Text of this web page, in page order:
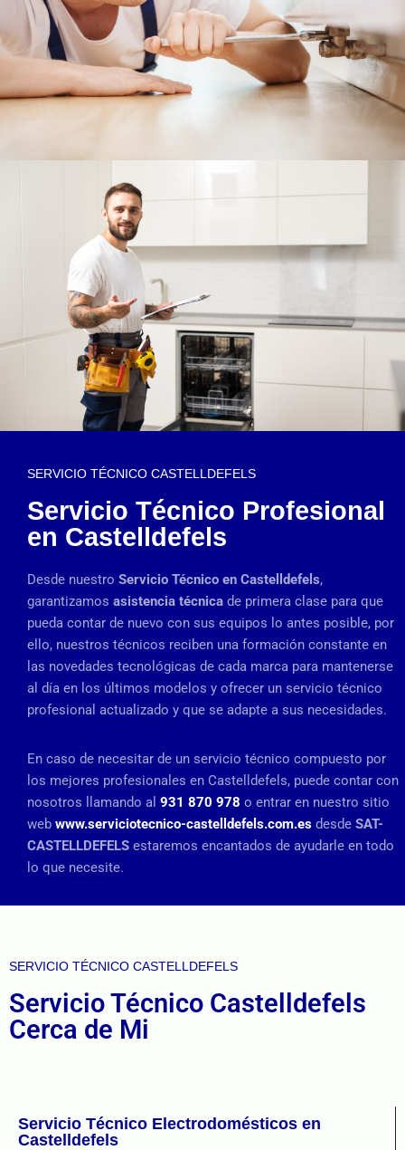
SERVICIO TÉCNICO CASTELLDEFELS
Servicio Técnico Profesional
en Castelldefels
Desde nuestro Servicio Técnico en Castelldefels,
garantizamos asistencia técnica de primera clase para que
pueda contar de nuevo con sus equipos lo antes posible, por
ello, nuestros técnicos reciben una formación constante en
las novedades tecnológicas de cada marca para mantenerse
al día en los últimos modelos y ofrecer un servicio técnico
profesional actualizado y que se adapte a sus necesidades.
En caso de necesitar de un servicio técnico compuesto por
los mejores profesionales en Castelldefels, puede contar con
nosotros llamando al 931 870 978 o entrar en nuestro sitio
web www.serviciotecnico-castelldefels.com.es desde SAT-
CASTELLDEFELS estaremos encantados de ayudarle en todo
lo que necesite.
SERVICIO TÉCNICO CASTELLDEFELS
Servicio Técnico Castelldefels
Cerca de Mi
Servicio Técnico Electrodomésticos en
Castelldefels